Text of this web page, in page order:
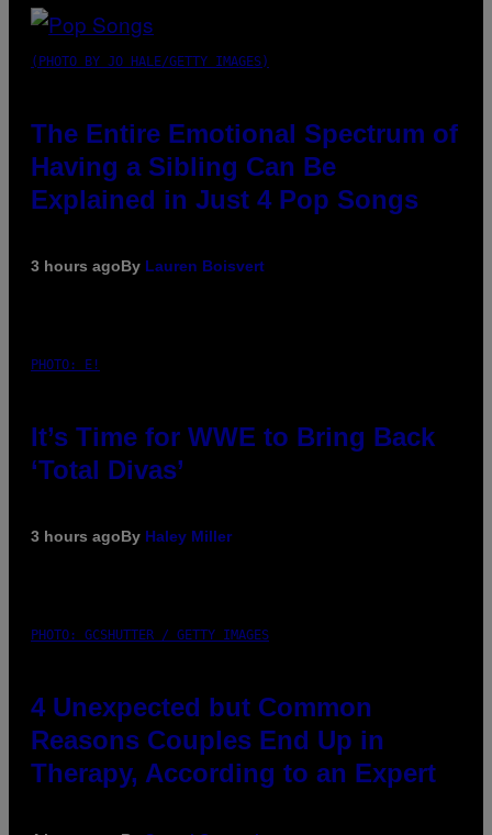
(PHOTO BY JO HALE/GETTY IMAGES)
The Entire Emotional Spectrum of
Having a Sibling Can Be
Explained in Just 4 Pop Songs
3 hours agoBy Lauren Boisvert
PHOTO: E!
It’s Time for WWE to Bring Back
‘Total Divas’
3 hours agoBy Haley Miller
PHOTO: GCSHUTTER / GETTY IMAGES
4 Unexpected but Common
Reasons Couples End Up in
Therapy, According to an Expert